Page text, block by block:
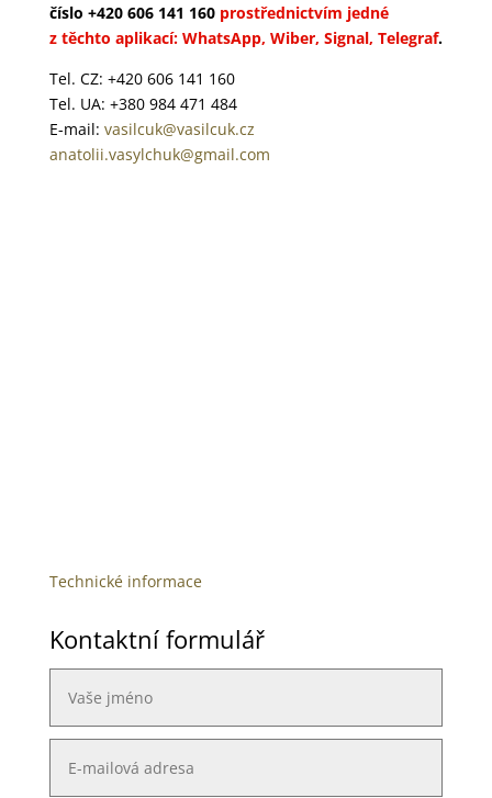
číslo +420 606 141 160 prostřednictvím jedné
z těchto aplikací: WhatsApp, Wiber, Signal, Telegraf.
Tel. CZ: +420 606 141 160
Tel. UA: +380 984 471 484
E-mail: vasilcuk@vasilcuk.cz
anatolii.vasylchuk@gmail.com
Technické informace
Kontaktní formulář